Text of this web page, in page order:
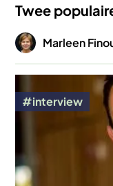
Twee
Afbeelding
Marleen
interview